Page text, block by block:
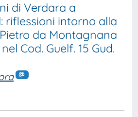
di Verdara a
riflessioni intorno alla
da Montagnana
Cod. Guelf. 15 Gud.